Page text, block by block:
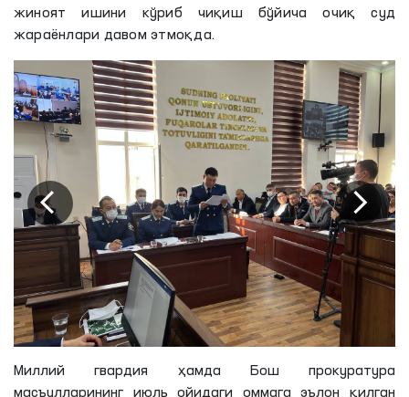
жиноят ишини кўриб чиқиш бўйича очиқ суд
жараёнлари давом этмоқда.
Миллий гвардия ҳамда Бош прокуратура
масъулларининг июль ойидаги оммага эълон қилган